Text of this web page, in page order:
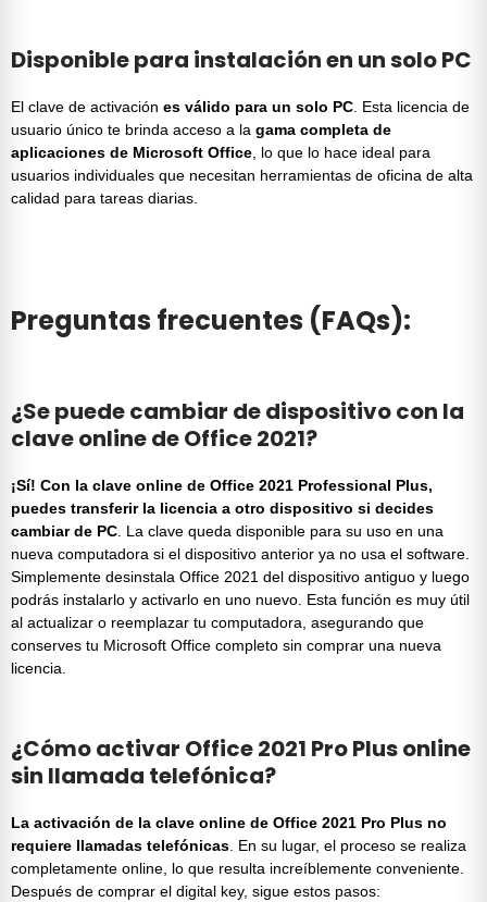
Disponible para instalación en un solo PC
El clave de activación es válido para un solo PC . Esta licencia de
usuario único te brinda acceso a la gama completa de
aplicaciones de Microsoft Office , lo que lo hace ideal para
usuarios individuales que necesitan herramientas de oficina de alta
calidad para tareas diarias.
Preguntas frecuentes (FAQs):
¿Se puede cambiar de dispositivo con la
clave online de Office 2021?
¡Sí! Con la clave online de Office 2021 Professional Plus,
puedes transferir la licencia a otro dispositivo si decides
cambiar de PC . La clave queda disponible para su uso en una
nueva computadora si el dispositivo anterior ya no usa el software.
Simplemente desinstala Office 2021 del dispositivo antiguo y luego
podrás instalarlo y activarlo en uno nuevo. Esta función es muy útil
al actualizar o reemplazar tu computadora, asegurando que
conserves tu Microsoft Office completo sin comprar una nueva
licencia.
¿Cómo activar Office 2021 Pro Plus online
sin llamada telefónica?
La activación de la clave online de Office 2021 Pro Plus no
requiere llamadas telefónicas . En su lugar, el proceso se realiza
completamente online, lo que resulta increíblemente conveniente.
Después de comprar el digital key, sigue estos pasos: